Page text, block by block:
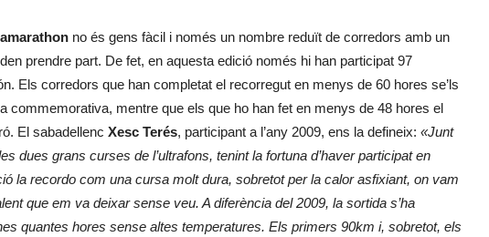
no és gens fàcil i només un nombre reduït de corredors amb un
prendre part. De fet, en aquesta edició només hi han participat 97
Els corredors que han completat el recorregut en menys de 60 hores se’ls
commemorativa, mentre que els que ho han fet en menys de 48 hores el
El sabadellenc Xesc Terés, participant a l’any 2009, ens la defineix: «Junt
dues grans curses de l’ultrafons, tenint la fortuna d’haver participat en
la recordo com una cursa molt dura, sobretot per la calor asfixiant, on vam
que em va deixar sense veu. A diferència del 2009, la sortida s’ha
quantes hores sense altes temperatures. Els primers 90km i, sobretot, els